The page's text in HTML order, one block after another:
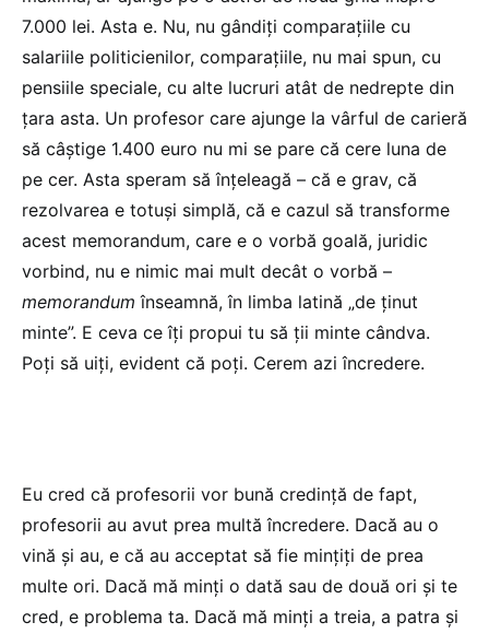
7.000 lei. Asta e. Nu, nu gândiți comparațiile cu
salariile politicienilor, comparațiile, nu mai spun, cu
pensiile speciale, cu alte lucruri atât de nedrepte din
țara asta. Un profesor care ajunge la vârful de carieră
să câștige 1.400 euro nu mi se pare că cere luna de
pe cer. Asta speram să înțeleagă – că e grav, că
rezolvarea e totuși simplă, că e cazul să transforme
acest memorandum, care e o vorbă goală, juridic
vorbind, nu e nimic mai mult decât o vorbă –
memorandum înseamnă, în limba latină „de ținut
minte”. E ceva ce îți propui tu să ții minte cândva.
Poți să uiți, evident că poți. Cerem azi încredere.
Eu cred că profesorii vor bună credință de fapt,
profesorii au avut prea multă încredere. Dacă au o
vină și au, e că au acceptat să fie mințiți de prea
multe ori. Dacă mă minți o dată sau de două ori și te
cred, e problema ta. Dacă mă minți a treia, a patra și